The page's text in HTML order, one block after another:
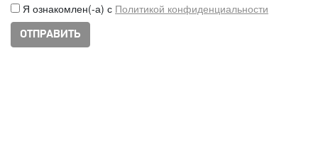
Я ознакомлен(-а) с Политикой конфиденциальности